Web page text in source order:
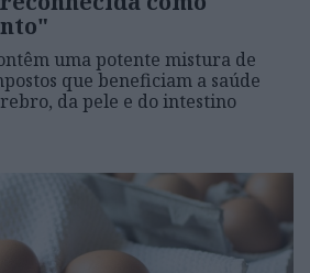
uma potente mistura de
que beneficiam a saúde
da pele e do intestino